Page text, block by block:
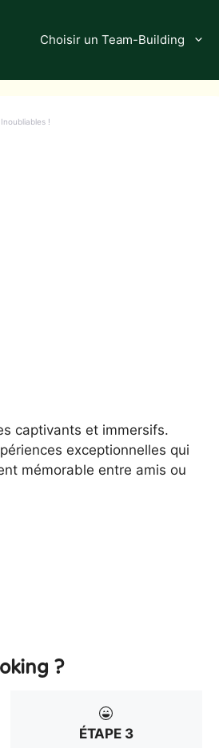
Choisir un Team-Building
!
captivants et immersifs.
exceptionnelles qui
mémorable entre amis ou
?
ÉTAPE 3